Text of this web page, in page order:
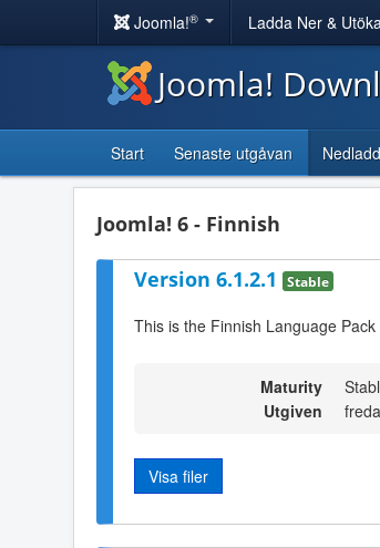
Joomla!® Ladda Ner &
Joomla!
Start Senaste utgåvan
Joomla! 6 - Finnish
Version 6.1.2.1 Stable
This is the Finnish Language
Maturity
Utgiven
Visa filer